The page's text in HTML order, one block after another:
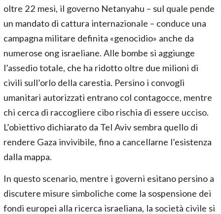
oltre 22 mesi, il governo Netanyahu – sul quale pende
un mandato di cattura internazionale – conduce una
campagna militare definita «genocidio» anche da
numerose ong israeliane. Alle bombe si aggiunge
l’assedio totale, che ha ridotto oltre due milioni di
civili sull’orlo della carestia. Persino i convogli
umanitari autorizzati entrano col contagocce, mentre
chi cerca di raccogliere cibo rischia di essere ucciso.
L’obiettivo dichiarato da Tel Aviv sembra quello di
rendere Gaza invivibile, fino a cancellarne l’esistenza
dalla mappa.
In questo scenario, mentre i governi esitano persino a
discutere misure simboliche come la sospensione dei
fondi europei alla ricerca israeliana, la società civile si